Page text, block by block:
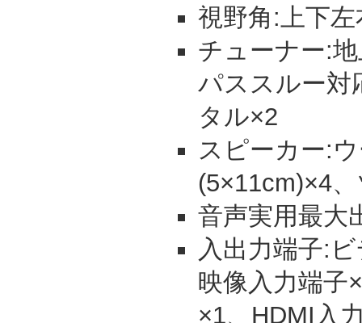
視野角:上下
チューナー:
パススルー対
タル×2
スピーカー:
(5×11cm)×4
音声実用最大
入出力端子:
映像入力端子
×1、HDMI入